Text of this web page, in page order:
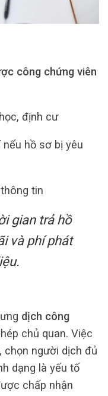
công chứng viên
định cư
hồ sơ bị yêu
tin
gian trả hồ
và phí phát
dịch công
chủ quan. Việc
chọn người dịch đủ
dạng là yếu tố
chấp nhận